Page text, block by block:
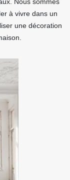
à vivre dans un
une décoration